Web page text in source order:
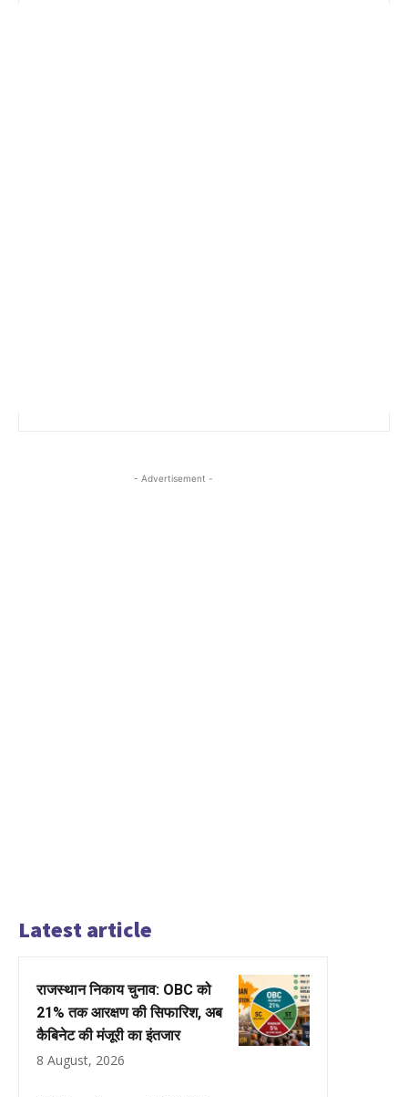
- Advertisement -
Latest article
राजस्थान निकाय चुनाव: OBC को
21% तक आरक्षण की सिफारिश, अब
कैबिनेट की मंजूरी का इंतजार
8 August, 2026